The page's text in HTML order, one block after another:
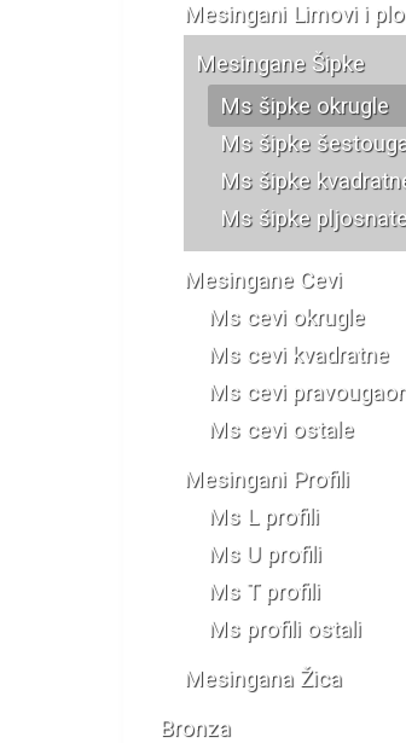
Mesingani Limovi i
Mesingane Šipke
Ms šipke okrugle
Ms šipke
Ms šipke
Ms šipke
Mesingane Cevi
Ms cevi okrugle
Ms cevi kvadratne
Ms cevi
Ms cevi ostale
Mesingani Profili
Ms L profili
Ms U profili
Ms T profili
Ms profili ostali
Mesingana Žica
Bronza